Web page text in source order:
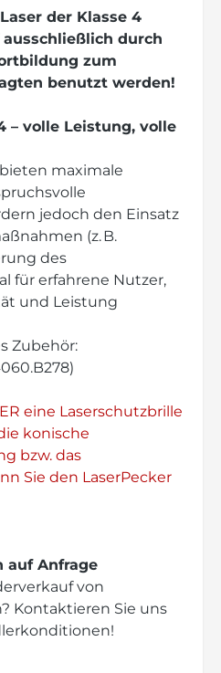
der Klasse 4
durch
zum
benutzt werden!
– volle Leistung, volle
maximale
jedoch den Einsatz
(z. B.
des
für erfahrene Nutzer,
und Leistung
Zubehör:
eine Laserschutzbrille
konische
bzw. das
Sie den LaserPecker
auf Anfrage
von
Kontaktieren Sie uns